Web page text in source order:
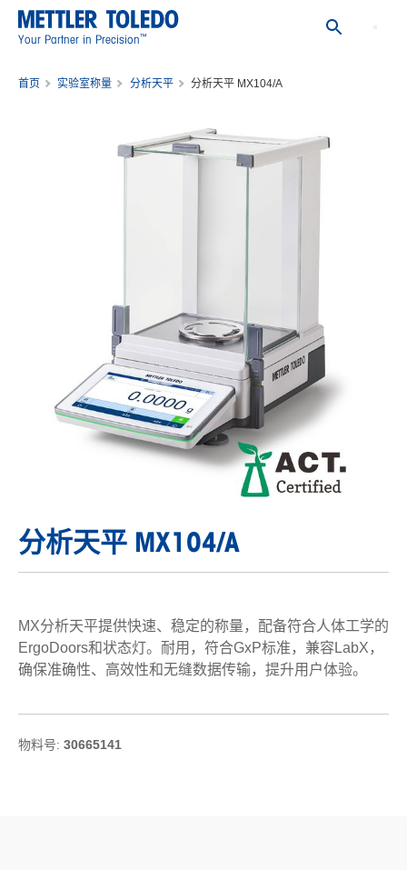
Your Partner in Precision™
首页 实验室称量 分析天平 分析天平 MX104/A
分析天平 MX104/A
MX分析天平提供快速、稳定的称量，配备符合人体工学的
ErgoDoors和状态灯。耐用，符合GxP标准，兼容LabX，
确保准确性、高效性和无缝数据传输，提升用户体验。
物料号: 30665141